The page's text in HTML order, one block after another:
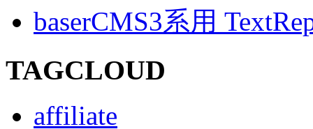
baserCMS3系用
TAGCLOUD
affiliate